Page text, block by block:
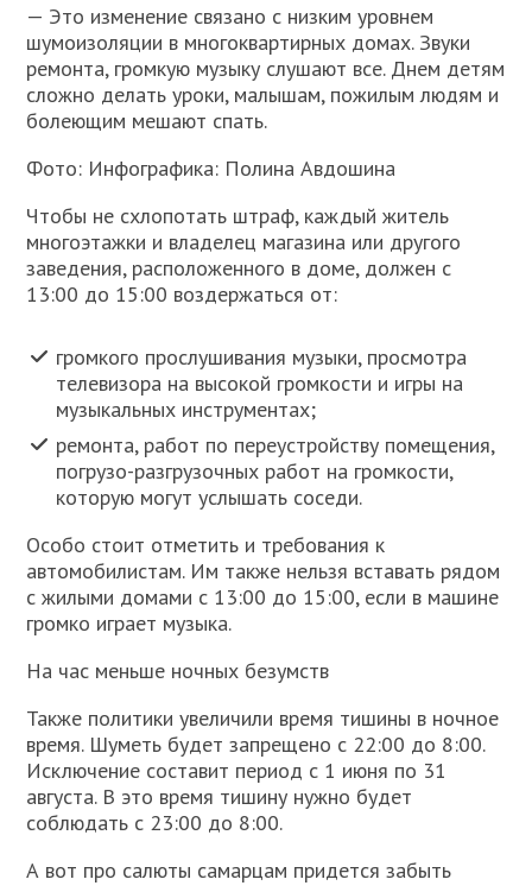
— Это изменение связано с низким уровнем
шумоизоляции в многоквартирных домах. Звуки
ремонта, громкую музыку слушают все. Днем детям
сложно делать уроки, малышам, пожилым людям и
болеющим мешают спать.
Фото: Инфографика: Полина Авдошина
Чтобы не схлопотать штраф, каждый житель
многоэтажки и владелец магазина или другого
заведения, расположенного в доме, должен с
13:00 до 15:00 воздержаться от:
громкого прослушивания музыки, просмотра
телевизора на высокой громкости и игры на
музыкальных инструментах;
ремонта, работ по переустройству помещения,
погрузо-разгрузочных работ на громкости,
которую могут услышать соседи.
Особо стоит отметить и требования к
автомобилистам. Им также нельзя вставать рядом
с жилыми домами с 13:00 до 15:00, если в машине
громко играет музыка.
На час меньше ночных безумств
Также политики увеличили время тишины в ночное
время. Шуметь будет запрещено с 22:00 до 8:00.
Исключение составит период с 1 июня по 31
августа. В это время тишину нужно будет
соблюдать с 23:00 до 8:00.
А вот про салюты самарцам придется забыть